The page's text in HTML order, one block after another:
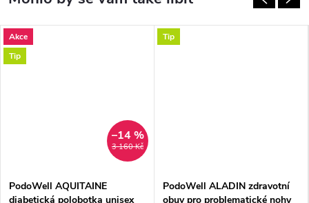
Akce
Tip
3 160 Kč
–14 %
PodoWell AQUITAINE
diabetická polobotka unisex
Tip
PodoWell ALADIN zdravotní
obuv pro problematické nohy